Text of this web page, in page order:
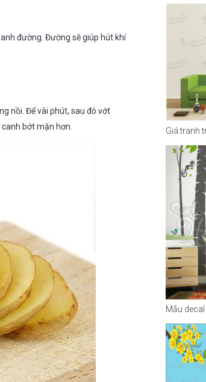
đường. Đường sẽ giúp hút khí
nồi. Để vài phút, sau đó vớt
bớt mặn hơn.
Giá tranh
Mẫu